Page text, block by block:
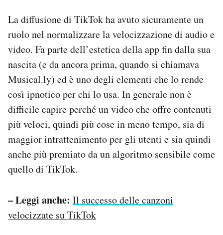
La diffusione di TikTok ha avuto sicuramente un
ruolo nel normalizzare la velocizzazione di audio e
video. Fa parte dell’estetica della app fin dalla sua
nascita (e da ancora prima, quando si chiamava
Musical.ly) ed è uno degli elementi che lo rende
così ipnotico per chi lo usa. In generale non è
difficile capire perché un video che offre contenuti
più veloci, quindi più cose in meno tempo, sia di
maggior intrattenimento per gli utenti e sia quindi
anche più premiato da un algoritmo sensibile come
quello di TikTok.
– Leggi anche: Il successo delle canzoni
velocizzate su TikTok